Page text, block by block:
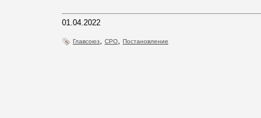
01.04.2022
Главсоюз, СРО, Постановление